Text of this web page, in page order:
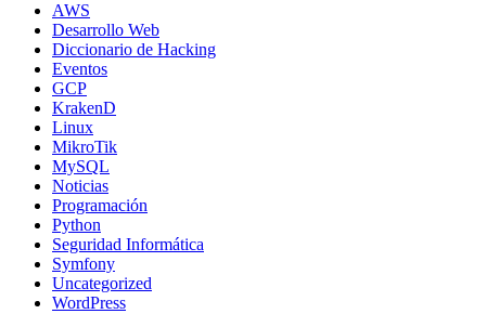
AWS
Desarrollo Web
Diccionario de Hacking
Eventos
GCP
KrakenD
Linux
MikroTik
MySQL
Noticias
Programación
Python
Seguridad Informática
Symfony
Uncategorized
WordPress